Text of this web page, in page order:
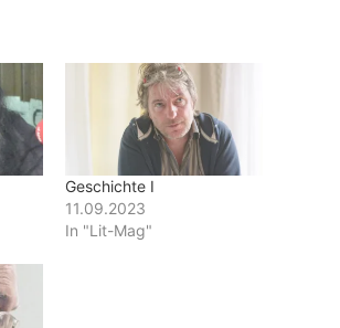
Geschichte I
11.09.2023
In "Lit-Mag"